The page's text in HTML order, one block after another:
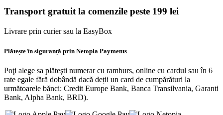
Transport gratuit la comenzile peste 199 lei
Livrare prin curier sau la EasyBox
Plătește în siguranță prin Netopia Payments
Poţi alege sa plăteşti numerar cu ramburs, online cu cardul sau în 6
rate egale fără dobândă dacă deții un card de cumpărături la
următoarele bănci: Credit Europe Bank, Banca Transilvania, Garanti
Bank, Alpha Bank, BRD).